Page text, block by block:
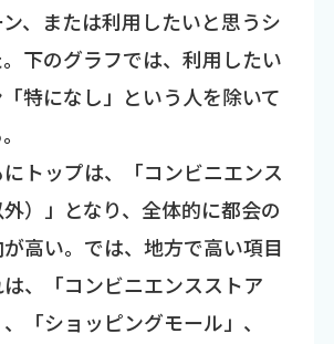
、または利用したいと思うシ
下のグラフでは、利用したい
特になし」という人を除いて
トップは、「コンビニエンス
）」となり、全体的に都会の
高い。では、地方で高い項目
、「コンビニエンスストア
、「ショッピングモール」、